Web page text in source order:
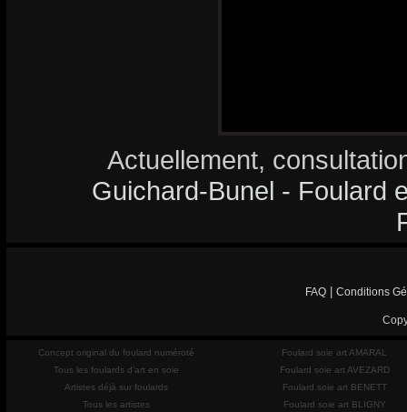
Actuellement,
Guichard-Bunel - Foulard
FAQ Conditions
Concept original du foulard numéroté
Tous les foulards d'art en soie
Artistes déjà sur foulards
Tous les artistes
Foulard soie art AMARAL
Foulard soie art AVEZARD
Foulard soie art BENETT
Foulard soie art BLIGNY